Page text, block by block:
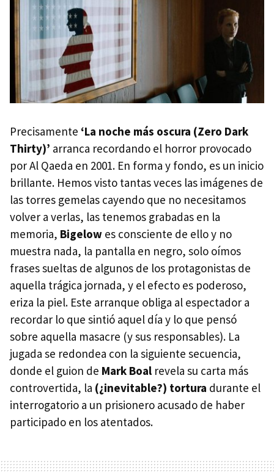
Precisamente ‘La noche más oscura (Zero Dark
Thirty)’ arranca recordando el horror provocado
por Al Qaeda en 2001. En forma y fondo, es un inicio
brillante. Hemos visto tantas veces las imágenes de
las torres gemelas cayendo que no necesitamos
volver a verlas, las tenemos grabadas en la
memoria, Bigelow es consciente de ello y no
muestra nada, la pantalla en negro, solo oímos
frases sueltas de algunos de los protagonistas de
aquella trágica jornada, y el efecto es poderoso,
eriza la piel. Este arranque obliga al espectador a
recordar lo que sintió aquel día y lo que pensó
sobre aquella masacre (y sus responsables). La
jugada se redondea con la siguiente secuencia,
donde el guion de Mark Boal revela su carta más
controvertida, la (¿inevitable?) tortura durante el
interrogatorio a un prisionero acusado de haber
participado en los atentados.